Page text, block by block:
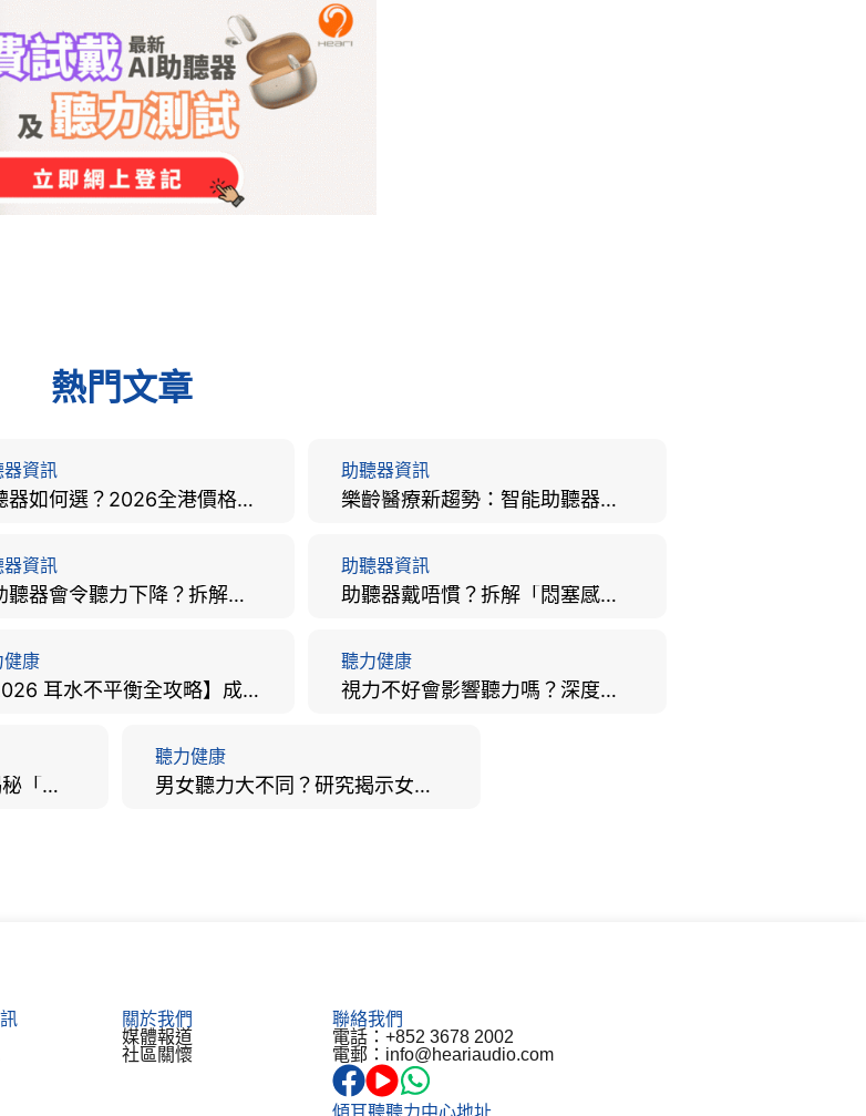
熱門文章
器資訊
助聽器如何選？2026全港價格比較、款式分析及老人選購全攻略
助聽器資訊
樂齡醫療新趨勢：智能助聽器結合 AI 眼底相機，如何全方位守護長者健康？
器資訊
戴助聽器會令聽力下降？拆解越戴越聾迷思與聽覺剝奪真相
助聽器資訊
助聽器戴唔慣？拆解「悶塞感」成因、堵耳效應與 4 週適應期全攻略
健康
【2026 耳水不平衡全攻略】成因、病徵、治療及改善方法
聽力健康
視力不好會影響聽力嗎？深度拆解大腦「眼耳並用」的科學秘密
大腦會自動過濾聲音？揭秘「聽覺注意」機制與聽力健康的深層關係
聽力健康
男女聽力大不同？研究揭示女性聽覺更靈敏！為何男性更易聽力損失？
禮信長者中心：聽力健康講座 |